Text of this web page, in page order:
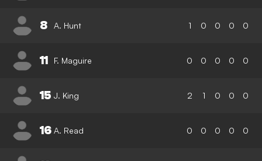
8 A. Hunt 1 0 0 0 0
11 F. Maguire 0 0 0 0 0
15 J. King 2 1 0 0 0
16 A. Read 0 0 0 0 0